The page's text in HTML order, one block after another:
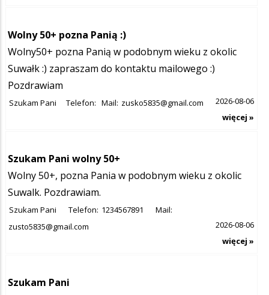
Wolny 50+ pozna Panią :)
Wolny50+ pozna Panią w podobnym wieku z okolic
Suwałk :) zapraszam do kontaktu mailowego :)
Pozdrawiam
Szukam Pani Telefon: Mail: zusko5835@gmail.com
2026-08-06
więcej »
Szukam Pani wolny 50+
Wolny 50+, pozna Pania w podobnym wieku z okolic
Suwalk. Pozdrawiam.
Szukam Pani Telefon: 1234567891
Mail:
zusto5835@gmail.com
2026-08-06
więcej »
Szukam Pani